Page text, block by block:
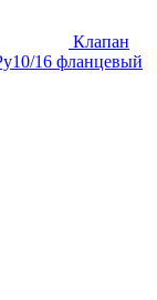
Клапан
16 фланцевый